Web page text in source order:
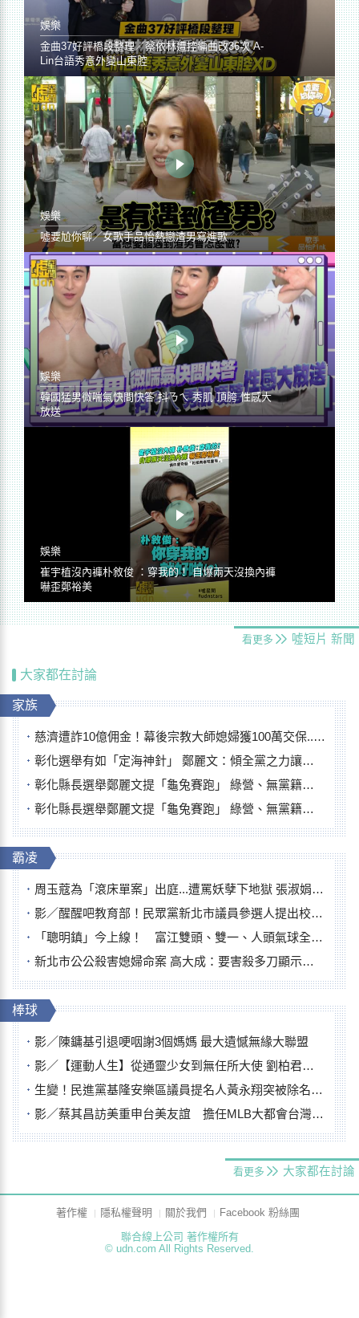
娛樂
金曲37好評橋段整理／蔡依林遭控編曲改36次 A-
Lin台語秀意外變山東腔
娛樂
噓要尬你聊／女歌手品怡熱戀渣男寫進歌
娛樂
韓國猛男微喘氣快問快答 抖ㄋㄟ 秀肌 頂胯 性感大
放送
娛樂
崔宇植沒內褲朴敘俊 ：穿我的！ 自爆兩天沒換內褲
嚇歪鄭裕美
看更多 噓短片 新聞
大家都在討論
家族
慈濟遭詐10億佣金！幕後宗教大師媳婦獲100萬交保...快步奔離不發一語
彰化選舉有如「定海神針」 鄭麗文：傾全黨之力讓彰化贏
彰化縣長選舉鄭麗文提「龜兔賽跑」 綠營、無黨籍忙否認是烏龜
彰化縣長選舉鄭麗文提「龜兔賽跑」 綠營、無黨籍忙否認是烏龜
霸凌
周玉蔻為「滾床單案」出庭...遭罵妖孽下地獄 張淑娟批：舌頭殺人有罪
影／醒醒吧教育部！民眾黨新北市議員參選人提出校園反毒防線升級政見
「聰明鎮」今上線！ 富江雙頭、雙一、人頭氣球全登場
新北市公公殺害媳婦命案 高大成：要害殺多刀顯示怨恨深
棒球
影／陳鏞基引退哽咽謝3個媽媽 最大遺憾無緣大聯盟
影／【運動人生】從通靈少女到無任所大使 劉柏君女裁判人生國際發光
生變！民進黨基隆安樂區議員提名人黃永翔突被除名 將另提他人
影／蔡其昌訪美重申台美友誼 擔任MLB大都會台灣日開球嘉賓
看更多 大家都在討論
著作權 隱私權聲明 關於我們
Facebook 粉絲團
聯合線上公司 著作權所有
© udn.com All Rights Reserved.